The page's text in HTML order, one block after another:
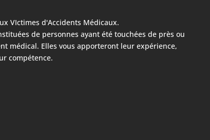
VIctimes d'Accidents Médicaux.
de personnes ayant été touchées de près ou
médical. Elles vous apporteront leur expérience,
compétence.